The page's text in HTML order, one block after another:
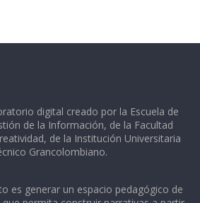
digital creado por la Escuela de
de la Información, de la Facultad
de la Institución Universitaria
Grancolombiano.​
es generar un espacio pedagógico de